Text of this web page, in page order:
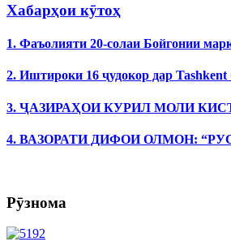
Хабарҳои кӯтоҳ
1. Фаъолияти 20-солаи Бойгонии
2. Иштироки 16 ҷудокор дар Tashkent
3. ҶАЗИРАҲОИ КУРИЛ МОЛИ
4. ВАЗОРАТИ ДИФОИ ОЛМОН:
Рӯзнома